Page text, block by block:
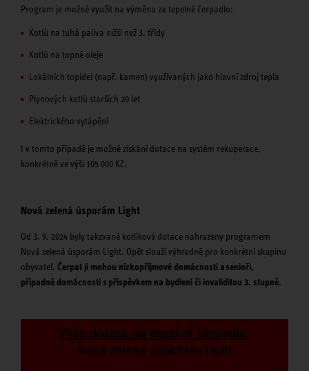
Program je možné využít na výměnu za tepelné čerpadlo:
Kotlů na tuhá paliva nižší než 3. třídy
Kotlů na topné oleje
Lokálních topidel (např. kamen) využívaných jako hlavní zdroj tepla
Plynových kotlů starších 20 let
Elektrického vytápění
I v tomto případě je možné získání dotace na systém rekuperace,
konkrétně ve výši 105 000 Kč.
Nová zelená úsporám Light
Od 3. 9. 2024 byly takzvané kotlíkové dotace nahrazeny programem
Nová zelená úsporám Light. Opět slouží výhradně pro konkrétní skupinu
obyvatel. Čerpat ji mohou nízkopříjmové domácnosti a senioři,
případně domácnosti s příspěvkem na bydlení či invaliditou 3. stupně.